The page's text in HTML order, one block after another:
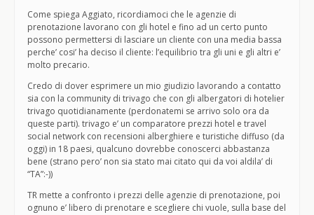
Come spiega Aggiato, ricordiamoci che le agenzie di
prenotazione lavorano con gli hotel e fino ad un certo punto
possono permettersi di lasciare un cliente con una media bassa
perche’ cosi’ ha deciso il cliente: l’equilibrio tra gli uni e gli altri e’
molto precario.
Credo di dover esprimere un mio giudizio lavorando a contatto
sia con la community di trivago che con gli albergatori di hotelier
trivago quotidianamente (perdonatemi se arrivo solo ora da
queste parti). trivago e’ un comparatore prezzi hotel e travel
social network con recensioni alberghiere e turistiche diffuso (da
oggi) in 18 paesi, qualcuno dovrebbe conoscerci abbastanza
bene (strano pero’ non sia stato mai citato qui da voi aldila’ di
“TA”:-))
TR mette a confronto i prezzi delle agenzie di prenotazione, poi
ognuno e’ libero di prenotare e scegliere chi vuole, sulla base del